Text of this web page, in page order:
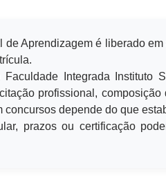
de Aprendizagem é liberado
Integrada Instituto
profissional,
concursos depende do que
prazos ou certificação